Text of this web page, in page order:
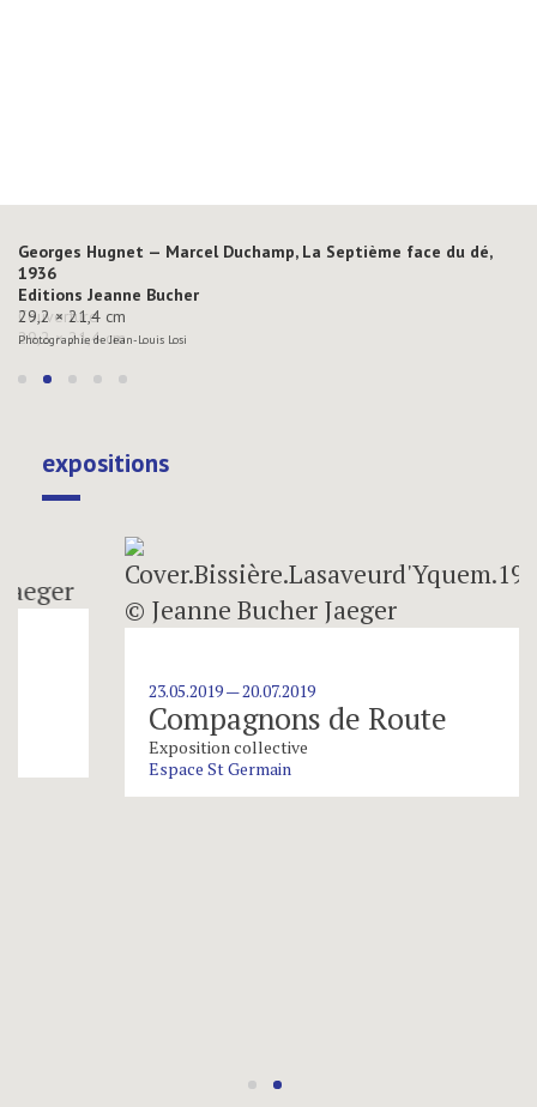
Georges Hugnet — Marcel Duchamp, La Septième face du dé,
1936
Editions Jeanne Bucher
29,2 × 21,4 cm
Photographie de Jean-Louis Losi
expositions
23.05.2019 — 20.07.2019
Compagnons de Route
Exposition collective
Espace St Germain